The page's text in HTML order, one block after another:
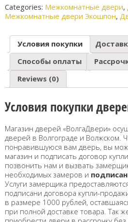
Categories: Межкомнатные двери,
Межкомнатные двери Экошпон,
Условия покупки
Способы оплаты
Reviews (0)
Условия покупки
Магазин дверей «ВолгаДвери»
дверей в Волгограде и Волжском.
понравившуюся вам дверь, вы
магазин и подписать договор
позвонить нам и вызвать
необходимых замеров и
Услуги замерщика
подписани договора купли-
в размере 1000 рублей,
при полной доставке товара. Так